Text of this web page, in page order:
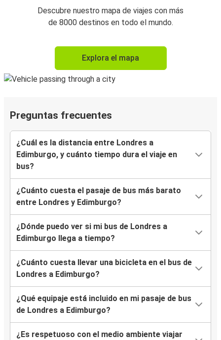
Descubre nuestro mapa de viajes con más
de 8000 destinos en todo el mundo.
Explora el mapa
Preguntas frecuentes
¿Cuál es la distancia entre Londres a
Edimburgo, y cuánto tiempo dura el viaje en
bus?
¿Cuánto cuesta el pasaje de bus más barato
entre Londres y Edimburgo?
¿Dónde puedo ver si mi bus de Londres a
Edimburgo llega a tiempo?
¿Cuánto cuesta llevar una bicicleta en el bus de
Londres a Edimburgo?
¿Qué equipaje está incluido en mi pasaje de bus
de Londres a Edimburgo?
¿Es respetuoso con el medio ambiente viajar